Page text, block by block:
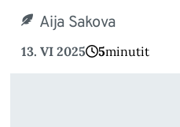
Aija Sakova
13. VI 2025 5minutit